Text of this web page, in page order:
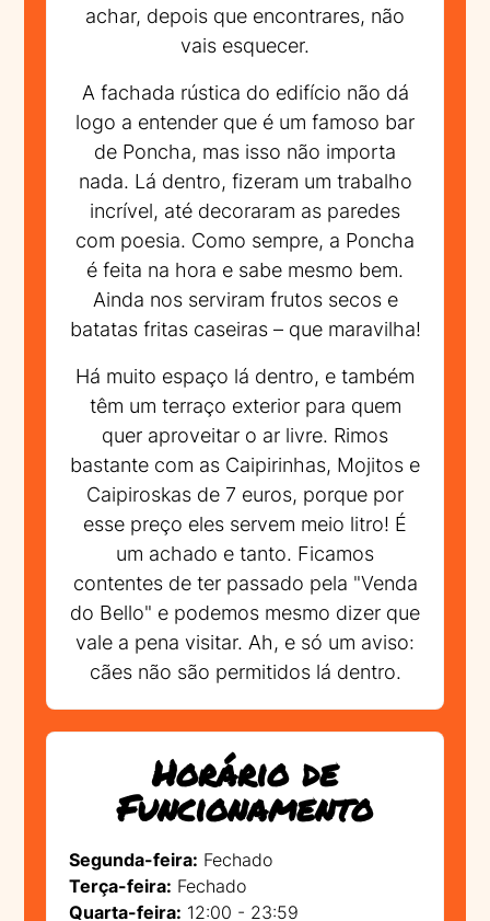
achar, depois que encontrares, não
vais esquecer.
A fachada rústica do edifício não dá
logo a entender que é um famoso bar
de Poncha, mas isso não importa
nada. Lá dentro, fizeram um trabalho
incrível, até decoraram as paredes
com poesia. Como sempre, a Poncha
é feita na hora e sabe mesmo bem.
Ainda nos serviram frutos secos e
batatas fritas caseiras – que maravilha!
Há muito espaço lá dentro, e também
têm um terraço exterior para quem
quer aproveitar o ar livre. Rimos
bastante com as Caipirinhas, Mojitos e
Caipiroskas de 7 euros, porque por
esse preço eles servem meio litro! É
um achado e tanto. Ficamos
contentes de ter passado pela "Venda
do Bello" e podemos mesmo dizer que
vale a pena visitar. Ah, e só um aviso:
cães não são permitidos lá dentro.
Horário de
Funcionamento
Segunda-feira: Fechado
Terça-feira: Fechado
Quarta-feira: 12:00 - 23:59